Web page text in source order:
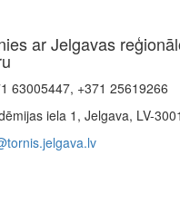
ar Jelgavas
63005447, +371 25619266
iela 1, Jelgava, LV-3001